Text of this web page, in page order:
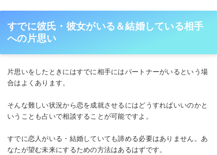
すでに彼氏・彼女がいる＆結婚している相手
への片思い
片思いをしたときにはすでに相手にはパートナーがいるという場
合はよくあります。
そんな難しい状況から恋を成就させるにはどうすればいいのかと
いうことも占いで相談することが可能ですよ。
すでに恋人がいる・結婚していても諦める必要はありません。あ
なたが望む未来にするための方法はあるはずです。